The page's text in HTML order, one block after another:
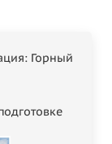
Горный